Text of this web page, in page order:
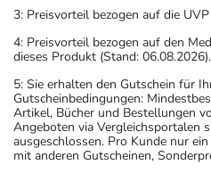
3: Preisvorteil bezogen auf die
4: Preisvorteil bezogen auf den
dieses Produkt (Stand: 06.08.2026).
5: Sie erhalten den Gutschein für
Gutscheinbedingungen:
Artikel, Bücher und Bestellungen
Angeboten via Vergleichsportalen
ausgeschlossen. Pro Kunde nur
mit anderen Gutscheinen,